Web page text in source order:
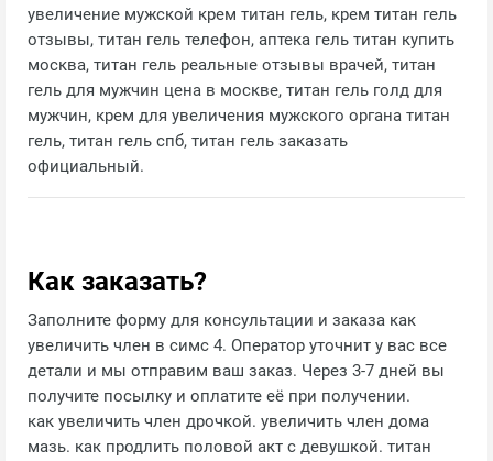
увеличение мужской крем титан гель, крем титан гель
отзывы, титан гель телефон, аптека гель титан купить
москва, титан гель реальные отзывы врачей, титан
гель для мужчин цена в москве, титан гель голд для
мужчин, крем для увеличения мужского органа титан
гель, титан гель спб, титан гель заказать
официальный.
Как заказать?
Заполните форму для консультации и заказа как
увеличить член в симс 4. Оператор уточнит у вас все
детали и мы отправим ваш заказ. Через 3-7 дней вы
получите посылку и оплатите её при получении.
как увеличить член дрочкой. увеличить член дома
мазь. как продлить половой акт с девушкой. титан